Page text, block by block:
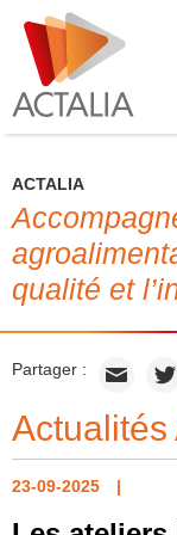
ACTALIA
qualité et
Partager :
Actualités
23-09-2025